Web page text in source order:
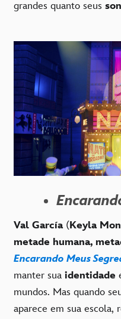
grandes quanto seus
Val García (Keyla
metade humana,
Encarando Meus
manter sua identidade
mundos. Mas quando
aparece em sua escola,